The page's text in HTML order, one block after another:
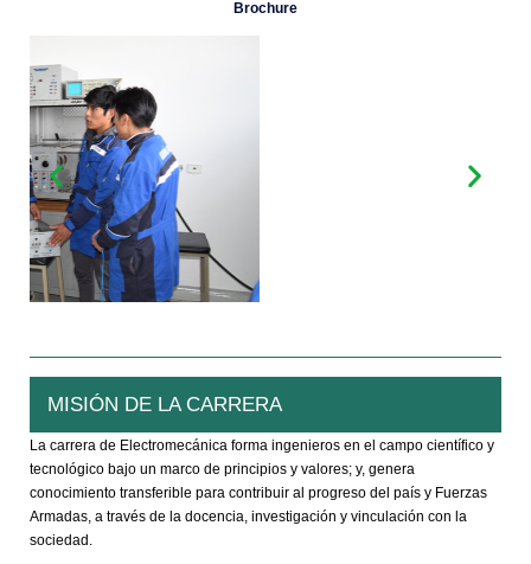
Brochure
MISIÓN DE LA CARRERA
La carrera de Electromecánica forma ingenieros en el campo científico y
tecnológico bajo un marco de principios y valores; y, genera
conocimiento transferible para contribuir al progreso del país y Fuerzas
Armadas, a través de la docencia, investigación y vinculación con la
sociedad.